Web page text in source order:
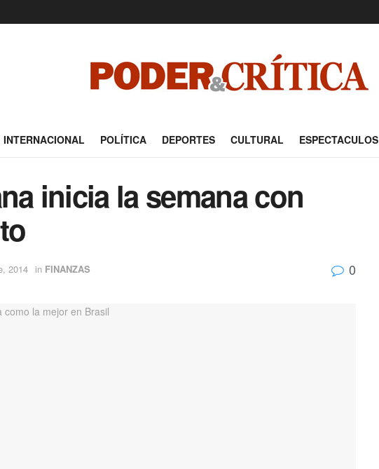
INTERNACIONAL POLÍTICA DEPORTES CULTURAL ESPECTACULOS
inicia la semana con
2014 in FINANZAS 0